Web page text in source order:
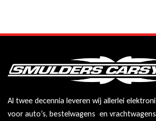
Al twee decennia leveren wij allerlei
voor auto’s, bestelwagens en